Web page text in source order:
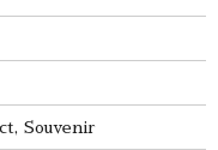
Souvenir